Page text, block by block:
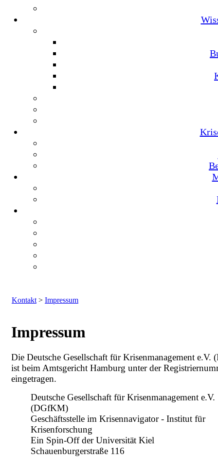
Kontakt > Impressum
Impressum
Die Deutsche Gesellschaft für Krisenmanagement e.V.
ist beim Amtsgericht Hamburg unter der
eingetragen.
Deutsche Gesellschaft für Krisenmanagement e.V.
(DGfKM)
Geschäftsstelle im Krisennavigator - Institut für
Krisenforschung
Ein Spin-Off der Universität Kiel
Schauenburgerstraße 116